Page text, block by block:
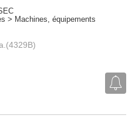
> Machines, équipements